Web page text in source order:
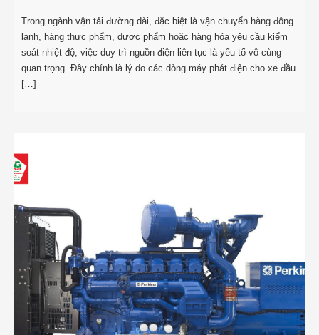
Trong ngành vận tải đường dài, đặc biệt là vận chuyển hàng đông
lạnh, hàng thực phẩm, dược phẩm hoặc hàng hóa yêu cầu kiểm
soát nhiệt độ, việc duy trì nguồn điện liên tục là yếu tố vô cùng
quan trọng. Đây chính là lý do các dòng máy phát điện cho xe đầu
[…]